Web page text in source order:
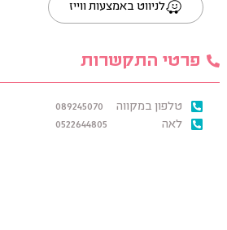
לניווט באמצעות ווייז
פרטי התקשרות
טלפון במקווה
089245070
לאה
0522644805